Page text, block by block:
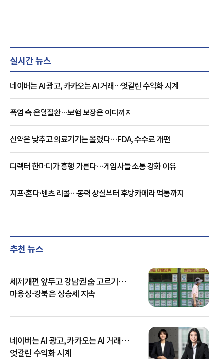
실시간 뉴스
네이버는 AI 광고, 카카오는 AI 거래…엇갈린 수익화 시계
폭염 속 온열질환…보험 보장은 어디까지
신약은 낮추고 의료기기는 올렸다…FDA, 수수료 개편
디렉터 한마디가 흥행 가른다…게임사들 소통 강화 이유
지프·혼다·벤츠 리콜…동력 상실부터 후방카메라 먹통까지
추천 뉴스
세제개편 앞두고 강남권 숨 고르기…
마용성·강북은 상승세 지속
네이버는 AI 광고, 카카오는 AI 거래…
엇갈린 수익화 시계